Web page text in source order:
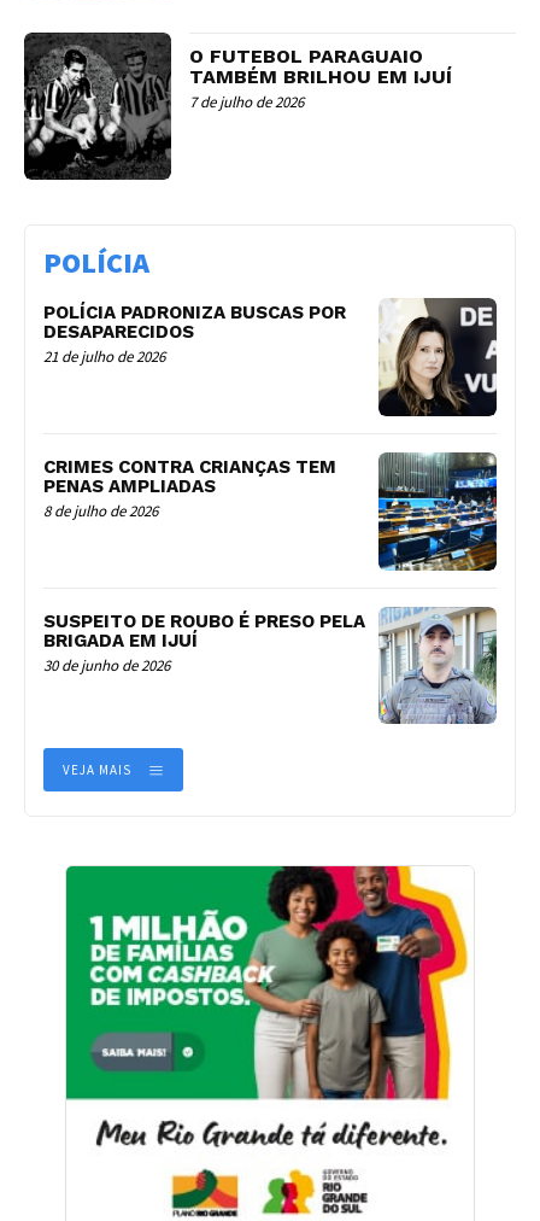
O FUTEBOL PARAGUAIO
TAMBÉM BRILHOU EM IJUÍ
7 de julho de 2026
POLÍCIA
POLÍCIA PADRONIZA BUSCAS POR
DESAPARECIDOS
21 de julho de 2026
CRIMES CONTRA CRIANÇAS TEM
PENAS AMPLIADAS
8 de julho de 2026
SUSPEITO DE ROUBO É PRESO PELA
BRIGADA EM IJUÍ
30 de junho de 2026
VEJA MAIS